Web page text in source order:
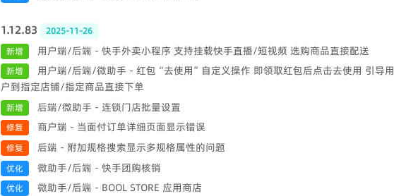
1.12.83
2025-11-26
新增
用户端/后端 - 快手外卖小程序 支持挂载快手直播/短视频 选购商品直接配送
新增
用户端/后端/微助手 - 红包“去使用”自定义操作 即领取红包后点击去使用 引导用
户到指定店铺/指定商品直接下单
新增 后端/微助手 - 连锁门店批量设置
修复 商户端 - 当面付订单详细页面显示错误
修复 后端 - 附加规格搜索显示多规格属性的问题
优化 微助手/后端 - 快手团购核销
优化 微助手/后端 - BOOL STORE 应用商店